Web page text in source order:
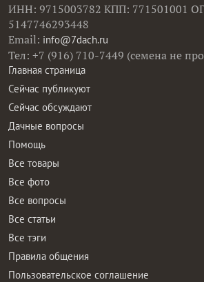
ИНН: 9715003782 КПП: 771501001
5147746293448
Email: info@7dach.ru
Тел: +7 (916) 710-7449 (семена не
Главная страница
Сейчас публикуют
Сейчас обсуждают
Дачные вопросы
Помощь
Все товары
Все фото
Все вопросы
Все статьи
Все тэги
Правила общения
Пользовательское соглашение